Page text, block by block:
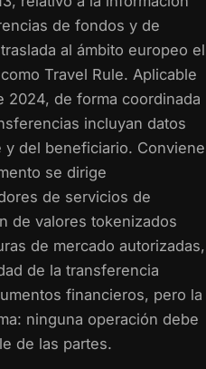
de fondos y de
al ámbito europeo el
Travel Rule. Aplicable
2024, de forma coordinada
incluyan datos
del beneficiario. Conviene
se dirige
de servicios de
de valores tokenizados
de mercado autorizadas,
de la transferencia
financieros, pero la
ninguna operación debe
de las partes.